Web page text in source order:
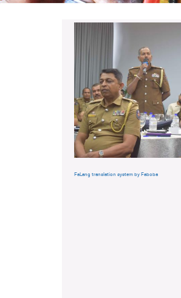
FaLang translation system by Faboba